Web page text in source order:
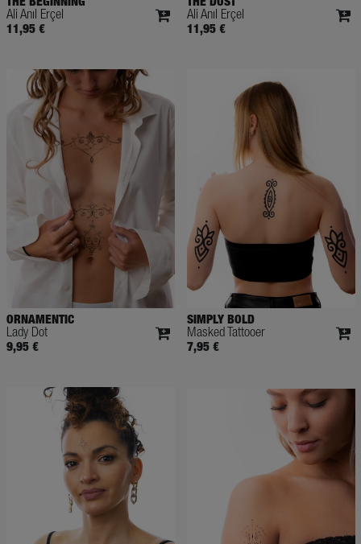
Ali Anıl Erçel
11,95 €
Ali Anıl Erçel
11,95 €
ORNAMENTIC
Lady Dot
9,95 €
SIMPLY BOLD
Masked Tattooer
7,95 €